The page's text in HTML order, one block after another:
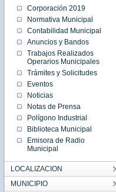
Corporación 2019
Normativa Municipal
Contabilidad Municipal
Anuncios y Bandos
Trabajos Realizados
Operarios Municipales
Trámites y Solicitudes
Eventos
Noticias
Notas de Prensa
Polígono Industrial
Biblioteca Municipal
Emisora de Radio
Municipal
LOCALIZACION
MUNICIPIO